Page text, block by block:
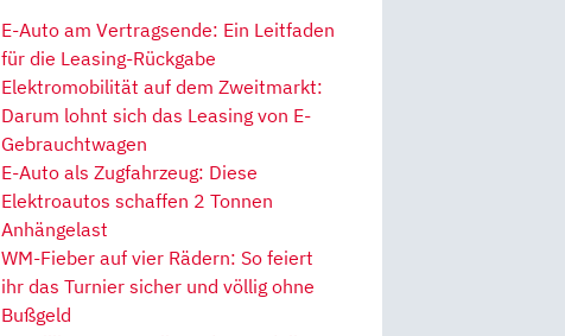
E-Auto am Vertragsende: Ein Leitfaden
für die Leasing-Rückgabe
Elektromobilität auf dem Zweitmarkt:
Darum lohnt sich das Leasing von E-
Gebrauchtwagen
E-Auto als Zugfahrzeug: Diese
Elektroautos schaffen 2 Tonnen
Anhängelast
WM-Fieber auf vier Rädern: So feiert
ihr das Turnier sicher und völlig ohne
Bußgeld